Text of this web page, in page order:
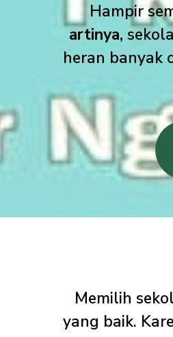
Hampir
artinya,
heran banyak
Memilih
yang baik.